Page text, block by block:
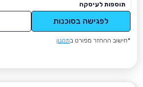
תוספות לעיסקה
לפגישה בסוכנות
*חישוב ההחזר מפורט בתקנון